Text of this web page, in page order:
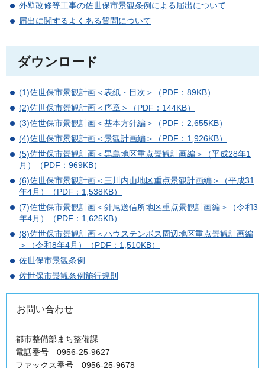
外壁改修等工事の佐世保市景観条例による届出について
届出に関するよくある質問について
ダウンロード
(1)佐世保市景観計画＜表紙・目次＞（PDF：89KB）
(2)佐世保市景観計画＜序章＞（PDF：144KB）
(3)佐世保市景観計画＜基本方針編＞（PDF：2,655KB）
(4)佐世保市景観計画＜景観計画編＞（PDF：1,926KB）
(5)佐世保市景観計画＜黒島地区重点景観計画編＞（平成28年1
月）（PDF：969KB）
(6)佐世保市景観計画＜三川内山地区重点景観計画編＞（平成31
年4月）（PDF：1,538KB）
(7)佐世保市景観計画＜針尾送信所地区重点景観計画編＞（令和3
年4月）（PDF：1,625KB）
(8)佐世保市景観計画＜ハウステンボス周辺地区重点景観計画編
＞（令和8年4月）（PDF：1,510KB）
佐世保市景観条例
佐世保市景観条例施行規則
お問い合わせ
都市整備部まち整備課
電話番号 0956-25-9627
ファックス番号 0956-25-9678